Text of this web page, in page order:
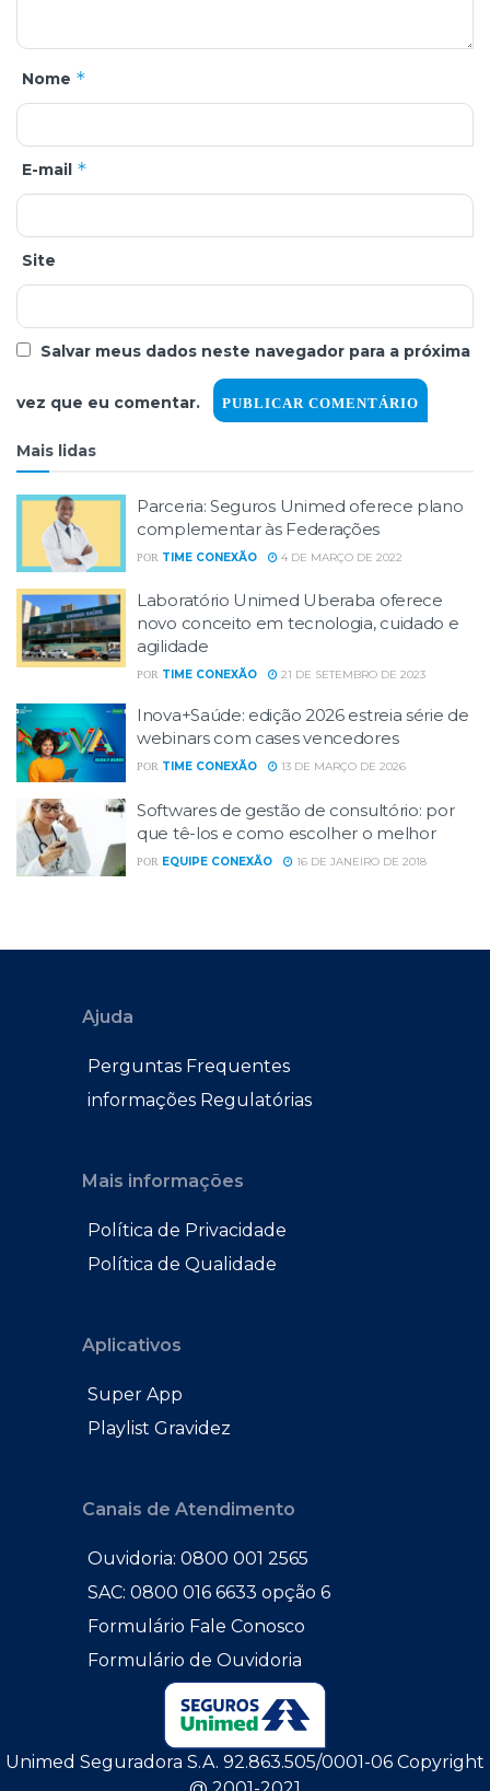
Nome *
E-mail *
Site
Salvar meus dados neste navegador para a próxima
vez que eu comentar.
Mais lidas
Parceria: Seguros Unimed oferece plano
complementar às Federações
POR TIME CONEXÃO 4 DE MARÇO DE 2022
Laboratório Unimed Uberaba oferece
novo conceito em tecnologia, cuidado e
agilidade
POR TIME CONEXÃO 21 DE SETEMBRO DE 2023
Inova+Saúde: edição 2026 estreia série de
webinars com cases vencedores
POR TIME CONEXÃO 13 DE MARÇO DE 2026
Softwares de gestão de consultório: por
que tê-los e como escolher o melhor
POR EQUIPE CONEXÃO 16 DE JANEIRO DE 2018
Ajuda
Perguntas Frequentes
informações Regulatórias
Mais informações
Política de Privacidade
Política de Qualidade
Aplicativos
Super App
Playlist Gravidez
Canais de Atendimento
Ouvidoria: 0800 001 2565
SAC: 0800 016 6633 opção 6
Formulário Fale Conosco
Formulário de Ouvidoria
Unimed Seguradora S.A. 92.863.505/0001-06 Copyright